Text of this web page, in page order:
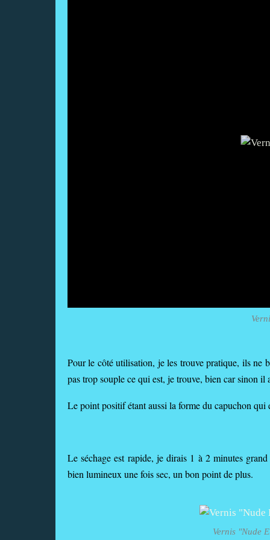
Pour le côté utilisation, je les trouve pratique, ils ne
pas trop souple ce qui est, je trouve, bien car sinon il
Le point positif étant aussi la forme du capuchon qui
Le séchage est rapide, je dirais 1 à 2 minutes
bien lumineux une fois sec, un bon point de plus.
Vernis "Nude